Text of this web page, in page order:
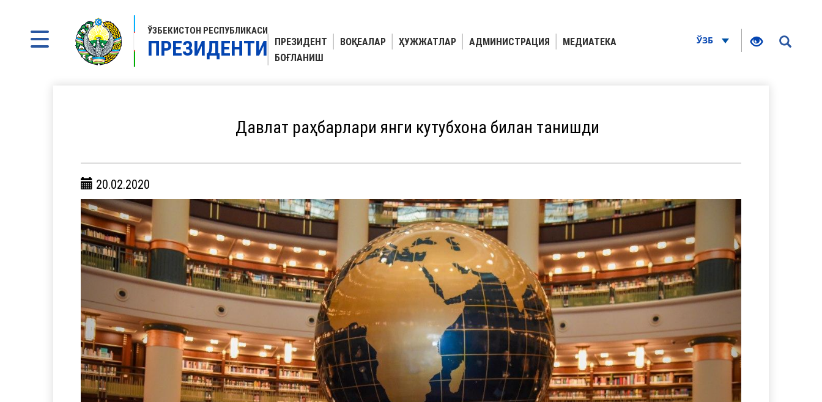
ЎЗБЕКИСТОН РЕСПУБЛИКАСИ
ПРЕЗИДЕНТИ ПРЕЗИДЕНТ ВОҚЕАЛАР ҲУЖЖАТЛАР АДМИНИСТРАЦИЯ
МЕДИАТЕКА
БОҒЛАНИШ
ЎЗБ
Давлат раҳбарлари янги кутубхона билан танишди
20.02.2020